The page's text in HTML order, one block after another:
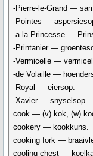
-Pierre-le-Grand —
-Pointes —
-a la Princesse —
-Printanier —
-Vermicelle —
-de Volaille —
-Royal — eiersop.
-Xavier — snyselsop.
cook — (v) kok, (w)
cookery — kookkuns.
cooking fork —
cooling chest —